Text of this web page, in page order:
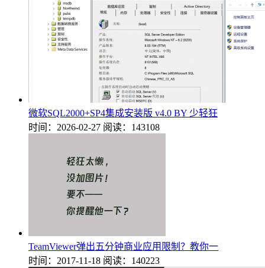
微软SQL2000+SP4集成安装版 v4.0 BY 少轻狂
时间：2026-02-27 阅读：143108
TeamViewer弹出五分钟商业应用限制？教你一
时间：2017-11-18 阅读：140223